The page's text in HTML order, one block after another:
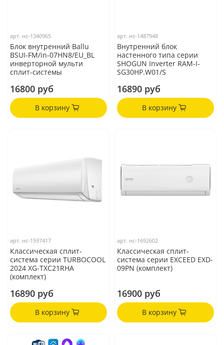
арт. нс-1340965
Блок внутренний Ballu
BSUI-FM/in-07HN8/EU_BL
инверторной мульти
сплит-системы
16800 руб
В корзину
арт. нс-1487948
Внутренний блок
настенного типа серии
SHOGUN Inverter RAM-I-
SG30HP.W01/S
16890 руб
В корзину
арт. нс-1597417
Классическая сплит-
система серии TURBOCOOL
2024 XG-TXC21RHA
(комплект)
16890 руб
В корзину
арт. нс-1692602
Классическая сплит-
система серии EXCEED EXD-
09PN (комплект)
16900 руб
В корзину